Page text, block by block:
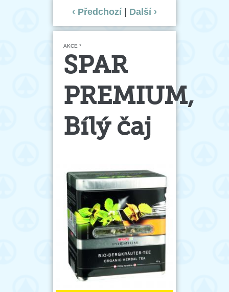
‹ Předchozí Další ›
AKCE *
SPAR
PREMIUM,
Bílý čaj